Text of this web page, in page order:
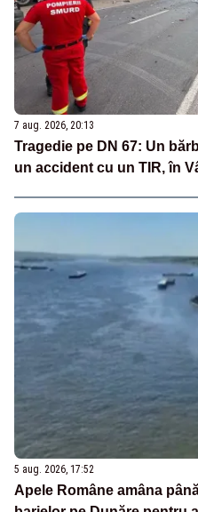
7 aug. 2026, 20:13
Tragedie pe DN 67: Un
un accident cu un TIR, în
5 aug. 2026, 17:52
Apele Române amâna